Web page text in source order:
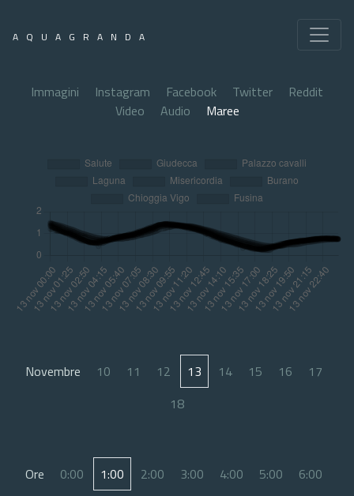
AQUAGRANDA
Immagini Instagram Facebook Twitter
Reddit
Video
Audio Maree
Novembre 10 11 12 13 14 15 16
17
18
Ore 0:00 1:00 2:00 3:00 4:00 5:00
6:00